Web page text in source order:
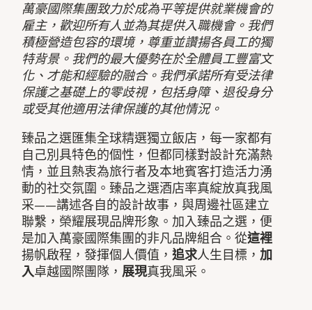
萬豪國際集團致力於成為平等提供就業機會的
雇主，歡迎所有人並為其提供入職機會。我們
積極營造包容的環境，尊重並讚揚各員工的獨
特背景。我們的最大優勢在於全體員工豐富文
化、才能和經驗的融合。我們承諾所有受法律
保護之基礎上的零歧視，包括身障、退役身分
或受其他適用法律保護的其他情況。
臻品之選匯集全球精選獨立飯店，每一家都有
自己別具特色的個性，但都同樣對設計充滿熱
情，並且熱衷為旅行者及本地賓客打造活力湧
動的社交氛圍。臻品之選酒店率真綻放真我風
采——講述各自的設計故事，與周邊社區建立
聯繫，榮耀展現品牌形象。加入臻品之選，便
是加入萬豪國際集團的非凡品牌組合。從這裡
揚帆啟程，發揮個人價值，追求人生目標，加
入卓越國際團隊， 展現真我風采。